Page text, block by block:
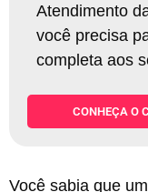
Atendimento
você precisa
completa aos
CONHEÇA O
Você sabia que